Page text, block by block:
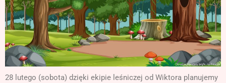
28 lutego (sobota) dzięki ekipie leśniczej od Wiktora planujemy